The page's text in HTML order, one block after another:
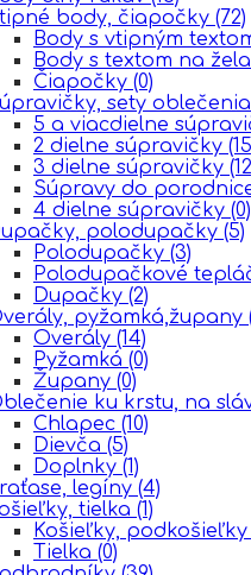
body, čiapočky (72)
Body s vtipným
Body s textom na
Čiapočky (0)
sety oblečenia
5 a viacdielne
2 dielne súpravičky
3 dielne súpravičky
Súpravy do
4 dielne súpravičky (0)
polodupačky (5)
Polodupačky (3)
Polodupačkové
Dupačky (2)
pyžamká,župany
Overály (14)
Pyžamká (0)
Župany (0)
ku krstu, na
Chlapec (10)
Dievča (5)
Doplnky (1)
legíny (4)
tielka (1)
Košieľky, podkošieľky
Tielka (0)